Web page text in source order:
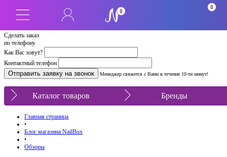
Сделать заказ
по телефону
Как Вас зовут?
Контактный телефон
Менеджер свяжется с Вами в течение 10-ти минут!
0
0
Каталог товаров Бренды
Главная страница
•
Блог магазина NailBox
•
Обзоры